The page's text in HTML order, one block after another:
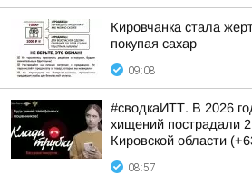
Кировчанка стала
покупая сахар
09:08
#сводкаИТТ. В 2026
хищений пострадали
Кировской области
08:57